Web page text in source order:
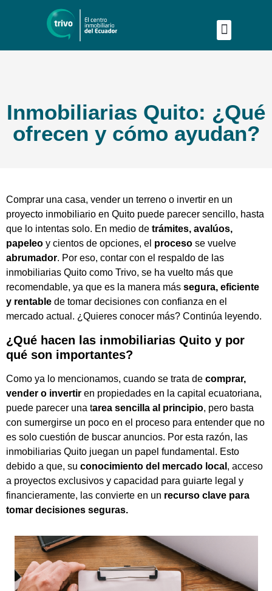
Inmobiliarias Quito: ¿Qué
ofrecen y cómo ayudan?
Comprar una casa, vender un terreno o invertir en un
proyecto inmobiliario en Quito puede parecer sencillo, hasta
que lo intentas solo. En medio de trámites, avalúos,
papeleo y cientos de opciones, el proceso se vuelve
abrumador. Por eso, contar con el respaldo de las
inmobiliarias Quito como Trivo, se ha vuelto más que
recomendable, ya que es la manera más segura, eficiente
y rentable de tomar decisiones con confianza en el
mercado actual. ¿Quieres conocer más? Continúa leyendo.
¿Qué hacen las inmobiliarias Quito y por
qué son importantes?
Como ya lo mencionamos, cuando se trata de comprar,
vender o invertir en propiedades en la capital ecuatoriana,
puede parecer una tarea sencilla al principio, pero basta
con sumergirse un poco en el proceso para entender que no
es solo cuestión de buscar anuncios. Por esta razón, las
inmobiliarias Quito juegan un papel fundamental. Esto
debido a que, su conocimiento del mercado local , acceso
a proyectos exclusivos y capacidad para guiarte legal y
financieramente, las convierte en un recurso clave para
tomar decisiones seguras.